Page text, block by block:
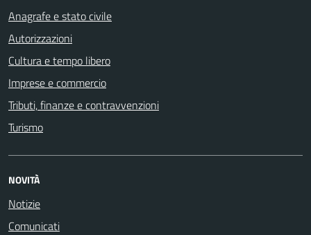
Anagrafe e stato civile
Autorizzazioni
Cultura e tempo libero
Imprese e commercio
Tributi, finanze e contravvenzioni
Turismo
NOVITÀ
Notizie
Comunicati